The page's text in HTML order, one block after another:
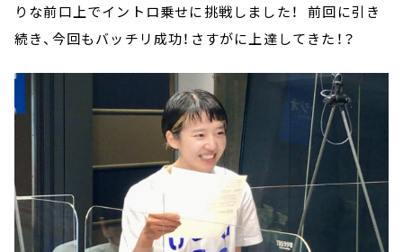
りな前口上でイントロ乗せに挑戦しました！ 前回に引き
続き、今回もバッチリ成功！さすがに上達してきた！？